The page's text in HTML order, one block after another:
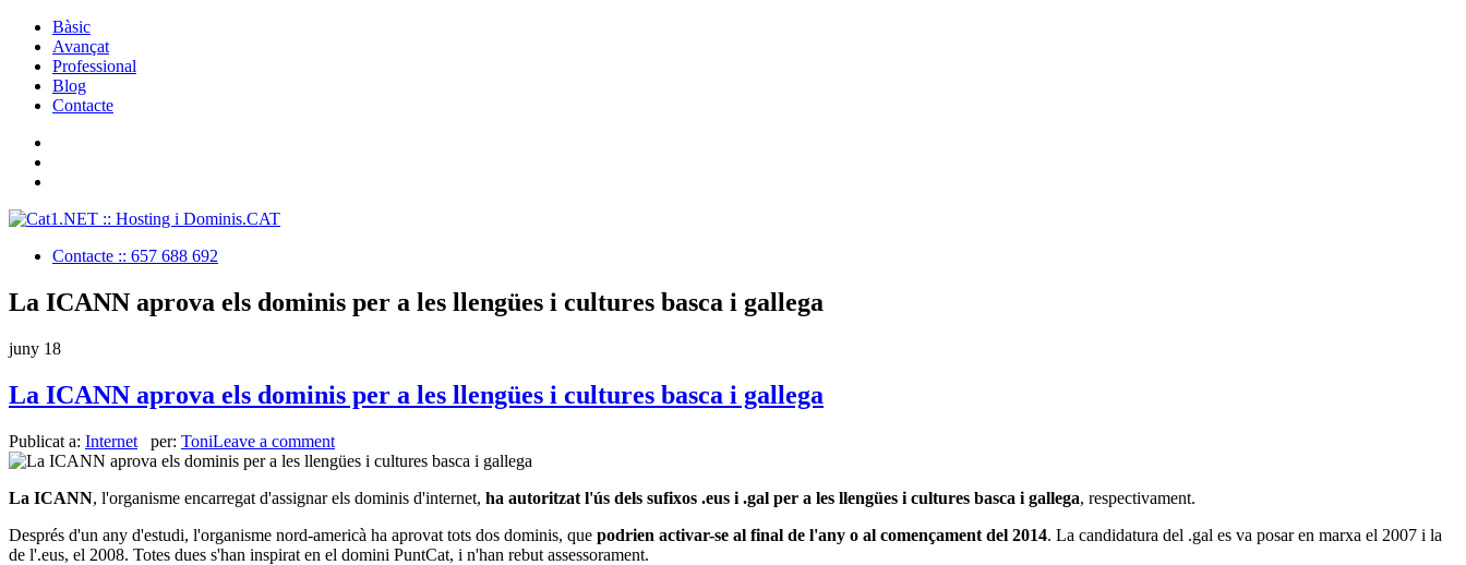
Bàsic
Avançat
Professional
Blog
Contacte
Contacte :: 657 688 692
La ICANN aprova els dominis per a les llengües i cultures basca i gallega
juny 18
La ICANN aprova els dominis per a les llengües i cultures basca i gallega
Publicat a: Internet per: ToniLeave a comment
La ICANN, l'organisme encarregat d'assignar els dominis d'internet, ha autoritzat l'ús dels sufixos .eus i .gal per a les llengües i cultures basca i gallega, respectivament.
Després d'un any d'estudi, l'organisme nord-americà ha aprovat tots dos dominis, que podrien activar-se al final de l'any o al començament del 2014. La candidatura del .gal es va posar en marxa el 2007 i la
de l'.eus, el 2008. Totes dues s'han inspirat en el domini PuntCat, i n'han rebut assessorament.